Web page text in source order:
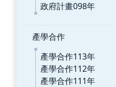
政府計畫098年
產學合作
產學合作113年
產學合作112年
產學合作111年